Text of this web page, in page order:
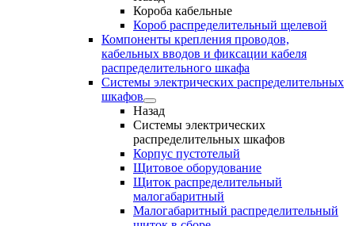
Короба кабельные
Короб распределительный щелевой
Компоненты крепления проводов,
кабельных вводов и фиксации кабеля
распределительного шкафа
Системы электрических распределительных
шкафов
Назад
Системы электрических
распределительных шкафов
Корпус пустотелый
Щитовое оборудование
Щиток распределительный
малогабаритный
Малогабаритный распределительный